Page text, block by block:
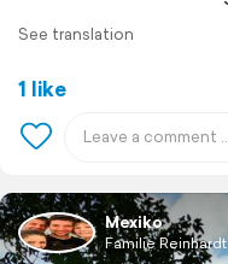
See translation
1 like
Mexiko
Familie Reinhardt